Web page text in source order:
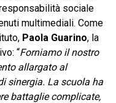
sociale
multimediali. Come
Paola Guarino, la
“Forniamo il nostro
allargato al
sinergia. La scuola ha
battaglie complicate,